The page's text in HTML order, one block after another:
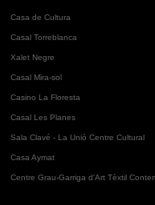
Casa de Cultura
Casal Torreblanca
Xalet Negre
Casal Mira-sol
Casino La Floresta
Casal Les Planes
Sala Clavé - La Unió Centre Cultural
Casa Aymat
Centre Grau-Garriga d'Art Tèxtil